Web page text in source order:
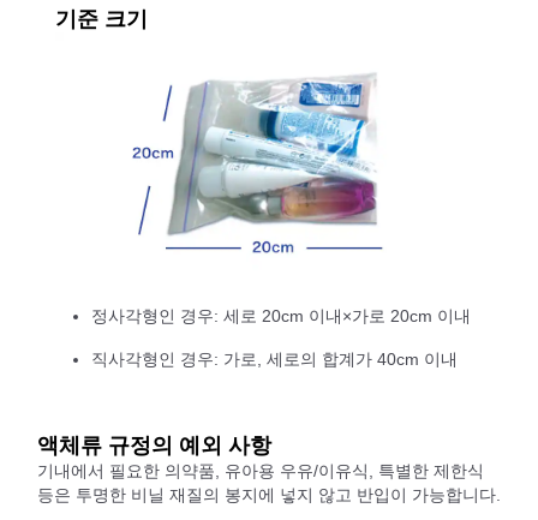
기준 크기
정사각형인 경우: 세로 20cm 이내×가로 20cm 이내
직사각형인 경우: 가로, 세로의 합계가 40cm 이내
액체류 규정의 예외 사항
기내에서 필요한 의약품, 유아용 우유/이유식, 특별한 제한식
등은 투명한 비닐 재질의 봉지에 넣지 않고 반입이 가능합니다.